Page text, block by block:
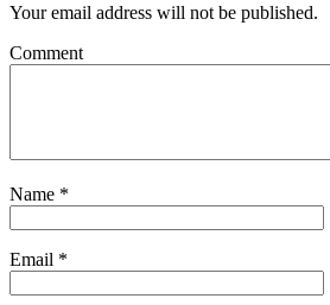
Your email address will not be published.
Comment
Name *
Email *